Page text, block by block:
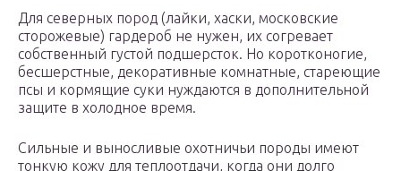
Для северных пород (лайки, хаски, московские
сторожевые) гардероб не нужен, их согревает
собственный густой подшерсток. Но коротконогие,
бесшерстные, декоративные комнатные, стареющие
псы и кормящие суки нуждаются в дополнительной
защите в холодное время.
Сильные и выносливые охотничьи породы имеют
тонкую кожу для теплоотдачи, когда они долго